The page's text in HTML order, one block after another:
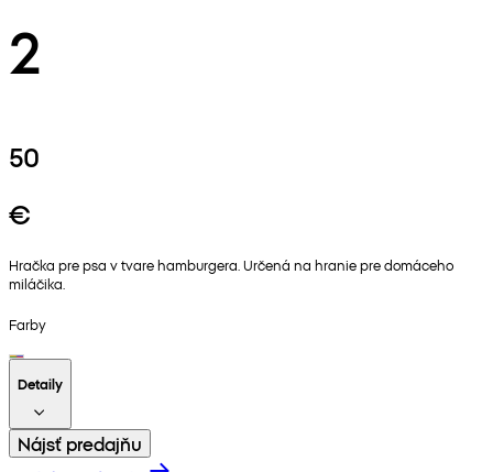
2
50
€
Hračka pre psa v tvare hamburgera. Určená na hranie pre domáceho
miláčika.
Farby
Detaily
Nájsť predajňu